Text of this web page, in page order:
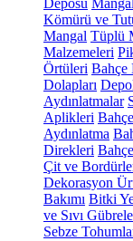
Deposu
Kömürü ve
Mangal Tüplü
Malzemeleri
Örtüleri Bahçe
Dolapları
Aydınlatmalar
Aplikleri
Aydınlatma
Direkleri
Çit ve
Dekorasyon
Bakımı Bitki
ve Sıvı
Sebze